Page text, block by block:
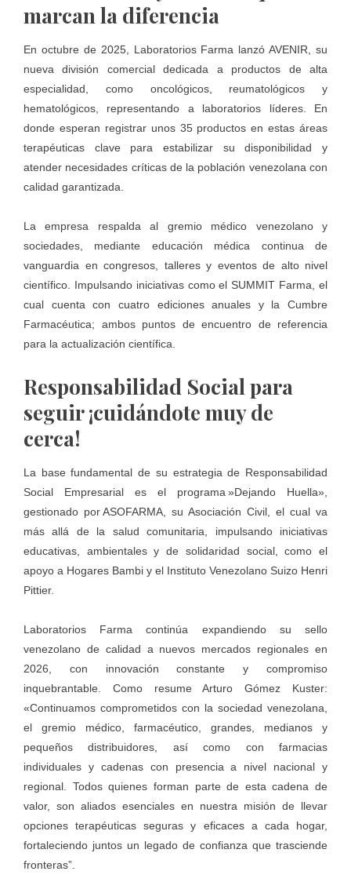
marcan la diferencia
En octubre de 2025, Laboratorios Farma lanzó AVENIR, su
nueva división comercial dedicada a productos de alta
especialidad, como oncológicos, reumatológicos y
hematológicos, representando a laboratorios líderes. En
donde esperan registrar unos 35 productos en estas áreas
terapéuticas clave para estabilizar su disponibilidad y
atender necesidades críticas de la población venezolana con
calidad garantizada.
La empresa respalda al gremio médico venezolano y
sociedades, mediante educación médica continua de
vanguardia en congresos, talleres y eventos de alto nivel
científico. Impulsando iniciativas como el SUMMIT Farma, el
cual cuenta con cuatro ediciones anuales y la Cumbre
Farmacéutica; ambos puntos de encuentro de referencia
para la actualización científica.
Responsabilidad Social para
seguir ¡cuidándote muy de
cerca!
La base fundamental de su estrategia de Responsabilidad
Social Empresarial es el programa »Dejando Huella»,
gestionado por ASOFARMA, su Asociación Civil, el cual va
más allá de la salud comunitaria, impulsando iniciativas
educativas, ambientales y de solidaridad social, como el
apoyo a Hogares Bambi y el Instituto Venezolano Suizo Henri
Pittier.
Laboratorios Farma continúa expandiendo su sello
venezolano de calidad a nuevos mercados regionales en
2026, con innovación constante y compromiso
inquebrantable. Como resume Arturo Gómez Kuster:
«Continuamos comprometidos con la sociedad venezolana,
el gremio médico, farmacéutico, grandes, medianos y
pequeños distribuidores, así como con farmacias
individuales y cadenas con presencia a nivel nacional y
regional. Todos quienes forman parte de esta cadena de
valor, son aliados esenciales en nuestra misión de llevar
opciones terapéuticas seguras y eficaces a cada hogar,
fortaleciendo juntos un legado de confianza que trasciende
fronteras”.